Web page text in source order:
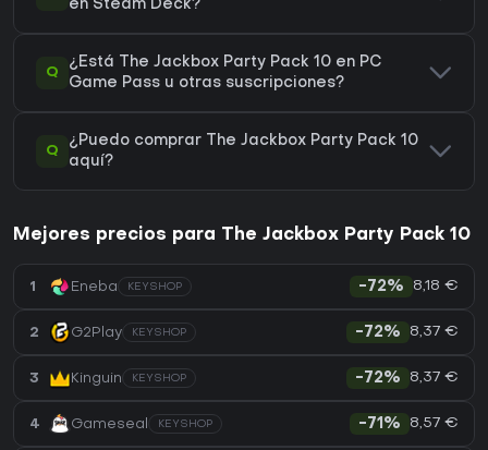
en Steam Deck?
Q
¿Está The Jackbox Party Pack 10 en PC
Game Pass u otras suscripciones?
Q
¿Puedo comprar The Jackbox Party Pack 10
aquí?
Mejores precios para The Jackbox Party Pack 10
1 Eneba KEYSHOP -72% 8,18 €
2 G2Play KEYSHOP -72% 8,37 €
3 Kinguin KEYSHOP -72% 8,37 €
4 Gameseal KEYSHOP -71% 8,57 €